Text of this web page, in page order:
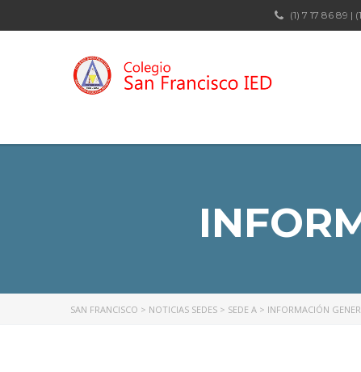
(1) 7 17 86 89 |
SAN FRANCISCO > NOTICIAS SEDES > SEDE A > INFORMACIÓN